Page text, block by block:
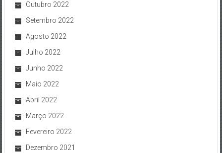
Outubro 2022
Setembro 2022
Agosto 2022
Julho 2022
Junho 2022
Maio 2022
Abril 2022
Março 2022
Fevereiro 2022
Dezembro 2021